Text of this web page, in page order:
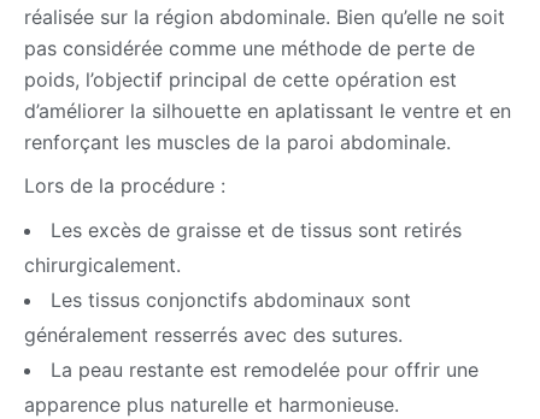
réalisée sur la région abdominale. Bien qu’elle ne soit
pas considérée comme une méthode de perte de
poids, l’objectif principal de cette opération est
d’améliorer la silhouette en aplatissant le ventre et en
renforçant les muscles de la paroi abdominale.
Lors de la procédure :
Les excès de graisse et de tissus sont retirés
chirurgicalement.
Les tissus conjonctifs abdominaux sont
généralement resserrés avec des sutures.
La peau restante est remodelée pour offrir une
apparence plus naturelle et harmonieuse.